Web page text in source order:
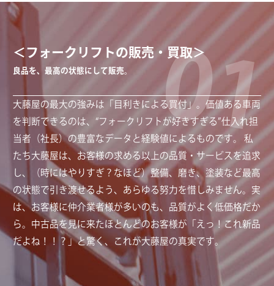
01
＜フォークリフトの販売・買取＞
良品を、最高の状態にして販売。
大藤屋の最大の強みは「目利きによる買付」。価値ある車両
を判断できるのは、“フォークリフトが好きすぎる”仕入れ担
当者（社長）の豊富なデータと経験値によるものです。 私
たち大藤屋は、お客様の求める以上の品質・サービスを追求
し、（時にはやりすぎ？なほど）整備、磨き、塗装など最高
の状態で引き渡せるよう、あらゆる努力を惜しみません。実
は、お客様に仲介業者様が多いのも、品質がよく低価格だか
ら。中古品を見に来たほとんどのお客様が「えっ！これ新品
だよね！！？」と驚く、これが大藤屋の真実です。